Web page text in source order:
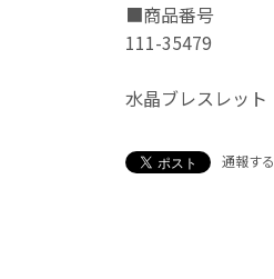
■商品番号
111-35479
水晶ブレスレット
通報する